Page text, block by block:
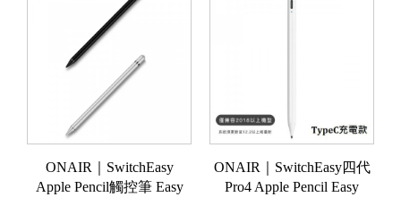
ONAIR｜SwitchEasy
Apple Pencil觸控筆 Easy
ONAIR｜SwitchEasy四代
Pro4 Apple Pencil Easy